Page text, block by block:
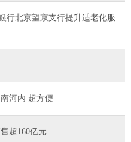
行北京望京支行提升适老化服
河内 超方便
超160亿元